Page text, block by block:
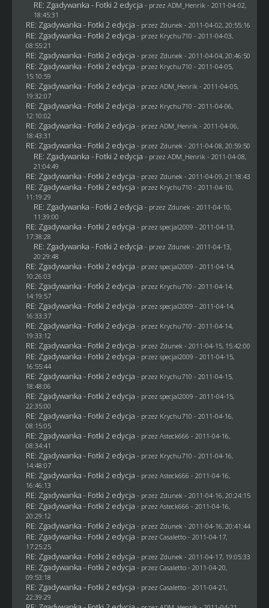
RE: Zgadywanka - Fotki 2 edycja - przez ADM_Henrik - 2011-04-02,
18:45:31
RE: Zgadywanka - Fotki 2 edycja - przez Zdunek - 2011-04-02, 20:55:16
RE: Zgadywanka - Fotki 2 edycja - przez Krychu710 - 2011-04-03,
08:55:21
RE: Zgadywanka - Fotki 2 edycja - przez Zdunek - 2011-04-04, 20:46:50
RE: Zgadywanka - Fotki 2 edycja - przez Krychu710 - 2011-04-05,
15:10:59
RE: Zgadywanka - Fotki 2 edycja - przez ADM_Henrik - 2011-04-05,
19:32:07
RE: Zgadywanka - Fotki 2 edycja - przez Krychu710 - 2011-04-06,
12:10:02
RE: Zgadywanka - Fotki 2 edycja - przez ADM_Henrik - 2011-04-06,
18:43:31
RE: Zgadywanka - Fotki 2 edycja - przez Zdunek - 2011-04-08, 20:59:50
RE: Zgadywanka - Fotki 2 edycja - przez ADM_Henrik - 2011-04-08,
21:04:49
RE: Zgadywanka - Fotki 2 edycja - przez Zdunek - 2011-04-09, 21:18:43
RE: Zgadywanka - Fotki 2 edycja - przez Krychu710 - 2011-04-10,
11:19:29
RE: Zgadywanka - Fotki 2 edycja - przez Zdunek - 2011-04-10,
11:39:00
RE: Zgadywanka - Fotki 2 edycja - przez specjal2009 - 2011-04-13,
17:38:28
RE: Zgadywanka - Fotki 2 edycja - przez Zdunek - 2011-04-13,
20:29:48
RE: Zgadywanka - Fotki 2 edycja - przez specjal2009 - 2011-04-14,
10:26:03
RE: Zgadywanka - Fotki 2 edycja - przez Krychu710 - 2011-04-14,
14:19:57
RE: Zgadywanka - Fotki 2 edycja - przez specjal2009 - 2011-04-14,
16:33:37
RE: Zgadywanka - Fotki 2 edycja - przez Krychu710 - 2011-04-14,
19:33:12
RE: Zgadywanka - Fotki 2 edycja - przez Zdunek - 2011-04-15, 15:42:00
RE: Zgadywanka - Fotki 2 edycja - przez specjal2009 - 2011-04-15,
16:55:44
RE: Zgadywanka - Fotki 2 edycja - przez Krychu710 - 2011-04-15,
18:48:06
RE: Zgadywanka - Fotki 2 edycja - przez specjal2009 - 2011-04-15,
22:35:00
RE: Zgadywanka - Fotki 2 edycja - przez Krychu710 - 2011-04-16,
08:15:05
RE: Zgadywanka - Fotki 2 edycja - przez Asteck666 - 2011-04-16,
08:34:41
RE: Zgadywanka - Fotki 2 edycja - przez Krychu710 - 2011-04-16,
14:48:07
RE: Zgadywanka - Fotki 2 edycja - przez Asteck666 - 2011-04-16,
16:46:13
RE: Zgadywanka - Fotki 2 edycja - przez Zdunek - 2011-04-16, 20:24:15
RE: Zgadywanka - Fotki 2 edycja - przez Asteck666 - 2011-04-16,
20:29:12
RE: Zgadywanka - Fotki 2 edycja - przez Zdunek - 2011-04-16, 20:41:44
RE: Zgadywanka - Fotki 2 edycja - przez Casaletto- 2011-04-17,
17:25:25
RE: Zgadywanka - Fotki 2 edycja - przez Zdunek - 2011-04-17, 19:05:33
RE: Zgadywanka - Fotki 2 edycja - przez Casaletto- 2011-04-20,
09:53:18
RE: Zgadywanka - Fotki 2 edycja - przez Casaletto- 2011-04-21,
22:39:29